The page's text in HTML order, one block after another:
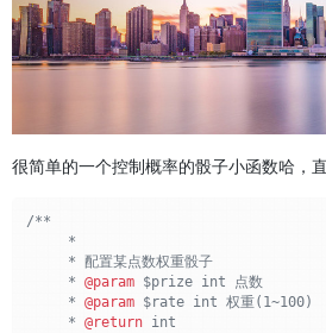
很简单的一个控制概率的骰子小函数哈，
/**
     *
     * 配置某点数权重骰子
     *
@param $prize int 点数
     *
@param $rate int 权重(1~100)
     *
@return int